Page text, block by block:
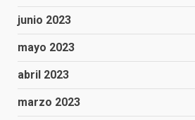
junio 2023
mayo 2023
abril 2023
marzo 2023